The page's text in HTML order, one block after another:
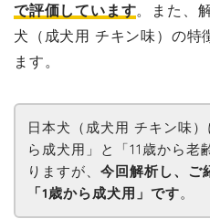
で評価しています。また、
犬（成犬用 チキン味）の特
ます。
日本犬（成犬用 チキン味
ら成犬用」と「11歳から老
りますが、 今回解析し、ご
「1歳から成犬用」です。